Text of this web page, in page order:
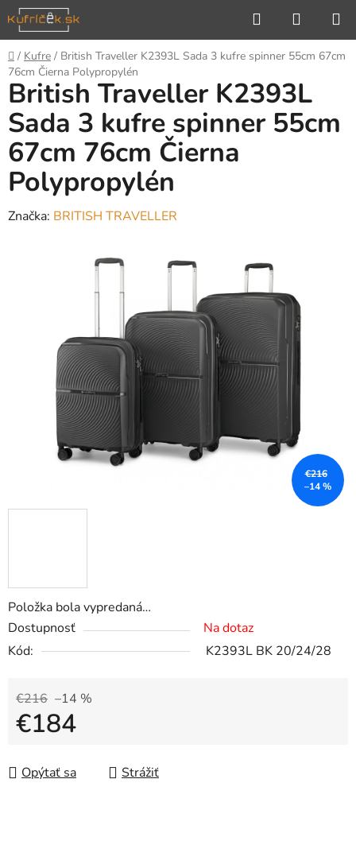
Prejsť
na
obsah
Hľadať
KOŠÍK
Domov
/ Kufre / British Traveller K2393L Sada 3 kufre spinner 55cm 67cm
76cm Čierna Polypropylén
Položka bola vypredaná…
Dostupnosť
Na dotaz
Kód:
K2393L BK 20/24/28
€216 –14 %
€184
Opýtať sa
Strážiť
British Traveller K2393L
Sada 3 kufre spinner 55cm
67cm 76cm Čierna
Polypropylén
Značka: BRITISH TRAVELLER
€216
–14 %